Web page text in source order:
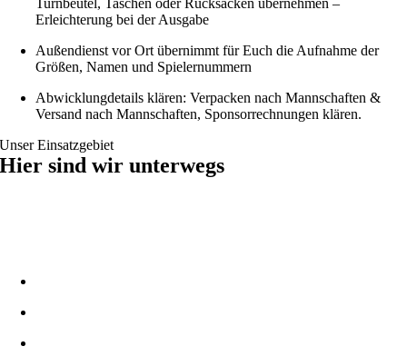
Erleichterung bei der Ausgabe
Außendienst vor Ort übernimmt für Euch die Aufnahme der
Größen, Namen und Spielernummern
Abwicklungdetails klären: Verpacken nach Mannschaften &
Versand nach Mannschaften, Sponsorrechnungen klären.
Unser Einsatzgebiet
Hier sind wir unterwegs